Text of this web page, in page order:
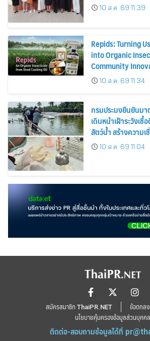
10 ส.ค. 69 11:39
Repids: Turning
into Organic
Community
Chulalongkorn
10 ส.ค. 69 11:34
กรมประมงยืนยันม
เดินหน้าเฝ้าระวังเ
สัตว์น้ำ สร้างความ
10 ส.ค. 69 11:04
สมัครสมาชิก ThaiPR.NET
ข้อตกลง
นโยบายคุ้มครองข้อมูลส่วนบุคคล
ติดต่อ-สอบถามข้อมูลได้ที่